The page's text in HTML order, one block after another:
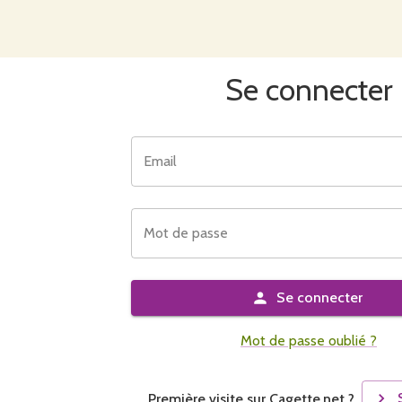
Se connecter
Email
Mot de passe
Se connecter
Mot de passe oublié ?
Première visite sur Cagette.net ?